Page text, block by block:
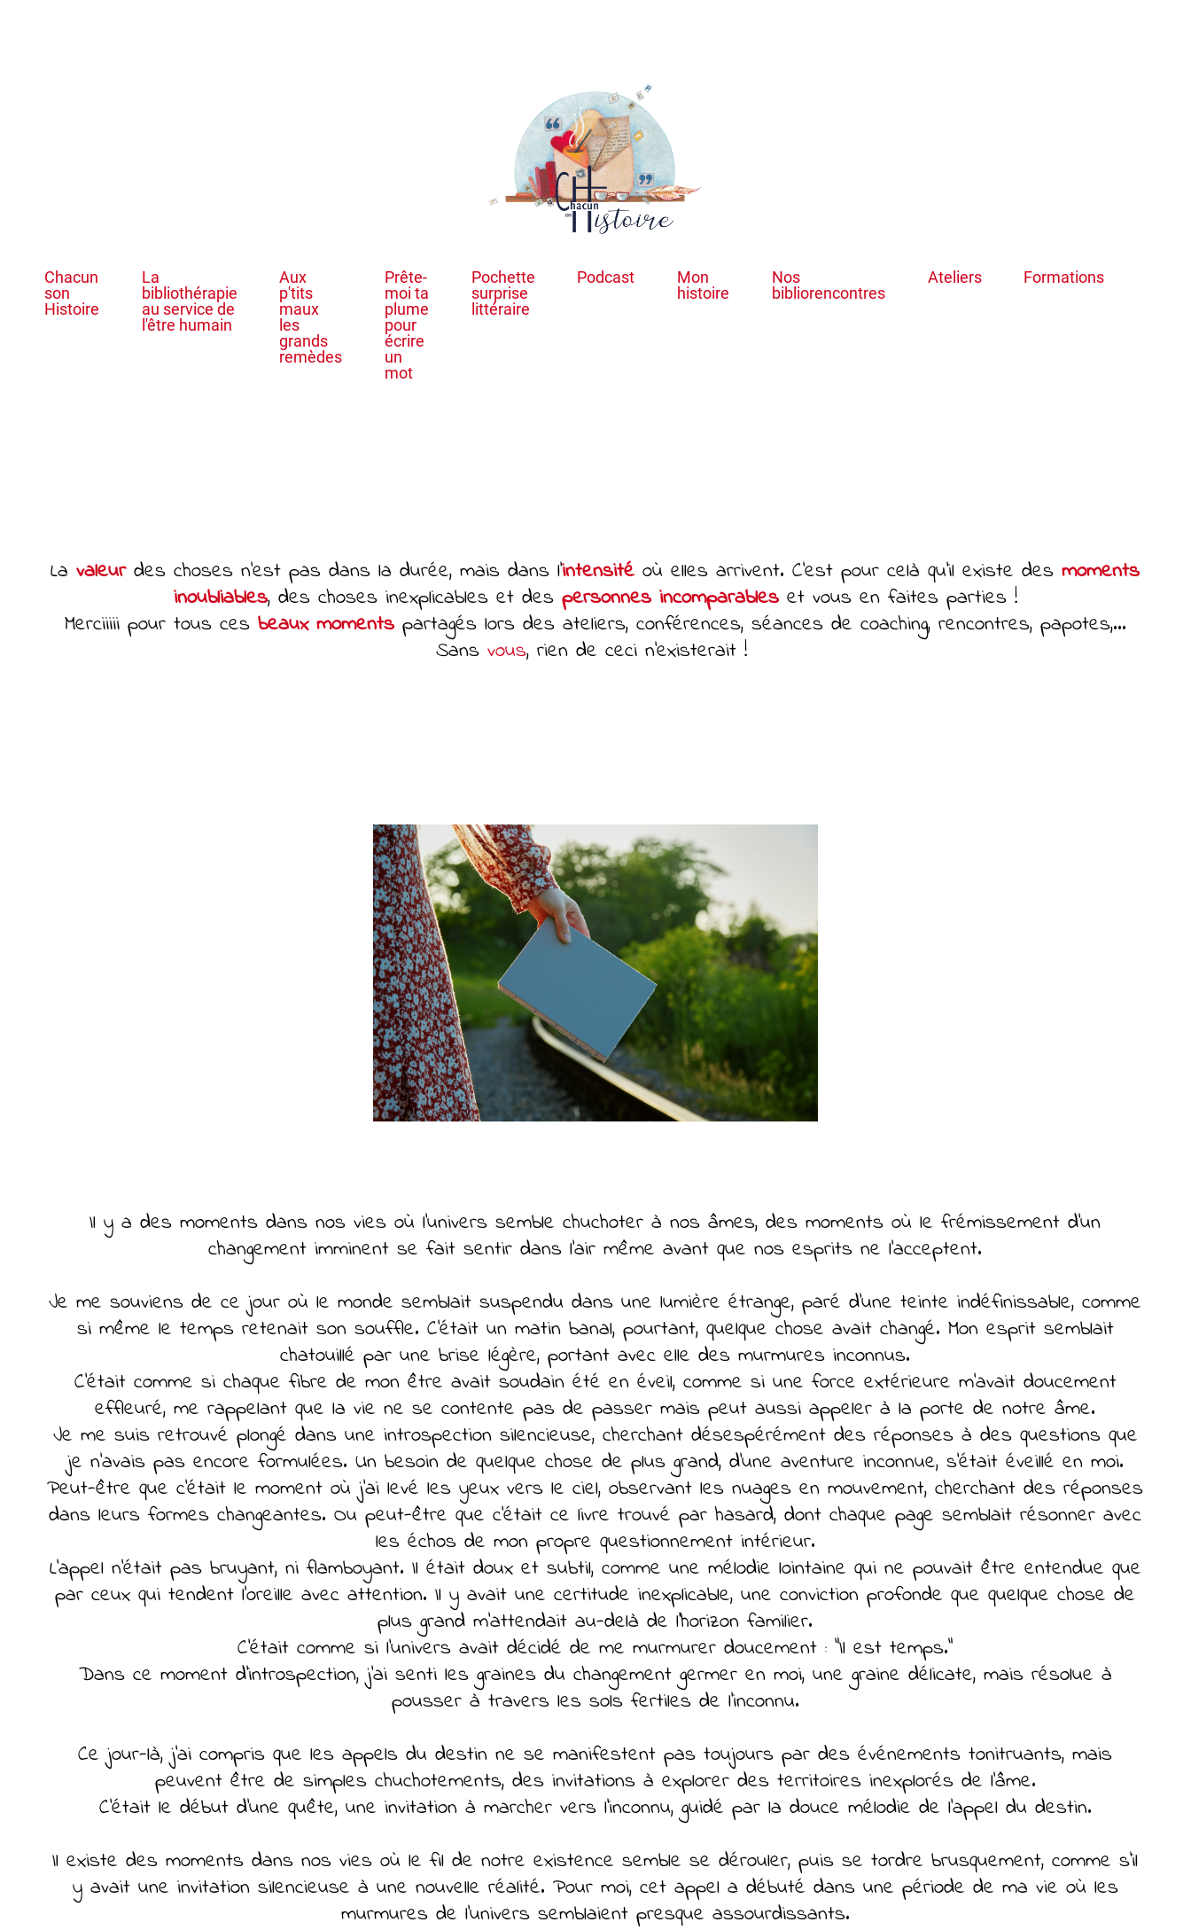
Chacun
son
Histoire
La
bibliothérapie
au service de
l'être humain
Aux
p'tits
maux
les
grands
remèdes
Prête-
moi ta
plume
pour
écrire
un
mot
Pochette
surprise
littéraire
Podcast
Mon
histoire
Nos
bibliorencontres
Ateliers Formations
Lavaleurdes choses n’est pas dans la durée, mais dans l’intensitéoù elles arrivent. C’est pour celà qu’il existe desmoments
inoubliables, des choses inexplicables et des personnes incomparableset vous en faites parties !
Merciiiii pour tous ces beaux momentspartagés lors des ateliers, conférences, séances de coaching, rencontres, papotes,...
Sans vous, rien de ceci n'existerait !
Il y a des moments dans nos vies où l'univers semble chuchoter à nos âmes, des moments où le frémissement d'un
changement imminent se fait sentir dans l'air même avant que nos esprits ne l'acceptent.
Je me souviens de ce jour où le monde semblait suspendu dans une lumière étrange, paré d’une teinte indéfinissable, comme
si même le temps retenait son souffle. C’était un matin banal, pourtant, quelque chose avait changé. Mon esprit semblait
chatouillé par une brise légère, portant avec elle des murmures inconnus.
C'était comme si chaque fibre de mon être avait soudain été en éveil, comme si une force extérieure m'avait doucement
effleuré, me rappelant que la vie ne se contente pas de passer mais peut aussi appeler à la porte de notre âme.
Je me suis retrouvé plongé dans une introspection silencieuse, cherchant désespérément des réponses à des questions que
je n'avais pas encore formulées. Un besoin de quelque chose de plus grand, d'une aventure inconnue, s'était éveillé en moi.
Peut-être que c'était le moment où j'ai levé les yeux vers le ciel, observant les nuages en mouvement, cherchant des réponses
dans leurs formes changeantes. Ou peut-être que c'était ce livre trouvé par hasard, dont chaque page semblait résonner avec
les échos de mon propre questionnement intérieur.
L'appel n'était pas bruyant, ni flamboyant. Il était doux et subtil, comme une mélodie lointaine qui ne pouvait être entendue que
par ceux qui tendent l'oreille avec attention. Il y avait une certitude inexplicable, une conviction profonde que quelque chose de
plus grand m'attendait au-delà de l'horizon familier.
C'était comme si l'univers avait décidé de me murmurer doucement : "Il est temps."
Dans ce moment d'introspection, j'ai senti les graines du changement germer en moi, une graine délicate, mais résolue à
pousser à travers les sols fertiles de l'inconnu.
Ce jour-là, j'ai compris que les appels du destin ne se manifestent pas toujours par des événements tonitruants, mais
peuvent être de simples chuchotements, des invitations à explorer des territoires inexplorés de l'âme.
C'était le début d'une quête, une invitation à marcher vers l'inconnu, guidé par la douce mélodie de l'appel du destin.
Il existe des moments dans nos vies où le fil de notre existence semble se dérouler, puis se tordre brusquement, comme s'il
y avait une invitation silencieuse à une nouvelle réalité. Pour moi, cet appel a débuté dans une période de ma vie où les
murmures de l'univers semblaient presque assourdissants.